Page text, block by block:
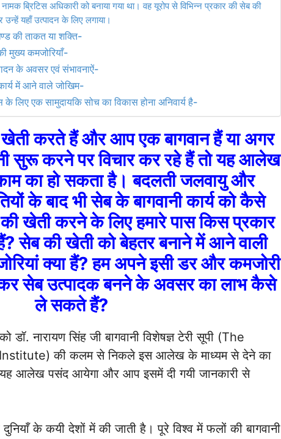
ब्रिटिस अधिकारी को बनाया गया था। वह यूरोप से विभिन्न प्रकार की सेब की
उन्हें यहाँ उत्पादन के लिए लगाया।
की ताकत या शक्ति-
मुख्य कमजोरियाँ-
के अवसर एवं संभावनाऐं-
में आने वाले जोखिम-
के लिए एक सामुदायकि सोच का विकास होना अनिवार्य है-
करते हैं और आप एक बागवान हैं या अगर
सुरू करने पर विचार कर रहे हैं तो यह आलेख
का हो सकता है। बदलती जलवायु और
के बाद भी सेब के बागवानी कार्य को कैसे
खेती करने के लिए हमारे पास किस प्रकार
सेब की खेती को बेहतर बनाने में आने वाली
क्या हैं? हम अपने इसी डर और कमजोरी
सेब उत्पादक बनने के अवसर का लाभ कैसे
ले सकते हैं?
नारायण सिंह जी बागवानी विशेषज्ञ टेरी सूपी (The
) की कलम से निकले इस आलेख के माध्यम से देने का
आलेख पसंद आयेगा और आप इसमें दी गयी जानकारी से
के कयी देशों में की जाती है। पूरे विश्व में फलों की बागवानी